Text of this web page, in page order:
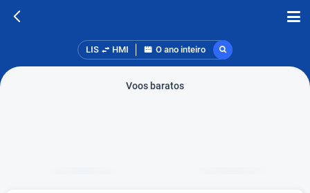
LIS HMI O ano inteiro
Voos baratos